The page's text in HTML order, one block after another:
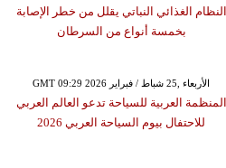
النظام الغذائي النباتي يقلل من خطر الإصابة
بخمسة أنواع من السرطان
GMT 09:29 2026 الأربعاء ,25 شباط / فبراير
المنظمة العربية للسياحة تدعو العالم العربي
للاحتفال بيوم السياحة العربي 2026